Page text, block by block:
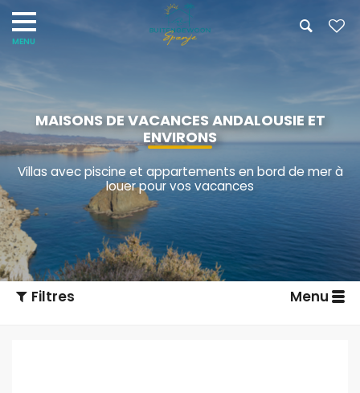
MAISONS DE VACANCES ANDALOUSIE ET
ENVIRONS
Villas avec piscine et appartements en bord de mer à
louer pour vos vacances
Filtres Menu